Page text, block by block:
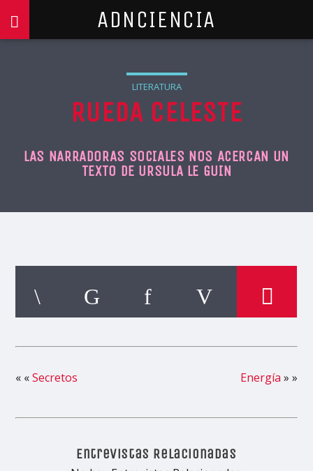
ADNCIENCIA
LITERATURA
RUEDA CELESTE
LAS NARRADORAS SOCIALES NOS ACERCAN UN
TEXTO DE URSULA LE GUIN
« «Secretos Energía » »
Entrevistas Relacionadas